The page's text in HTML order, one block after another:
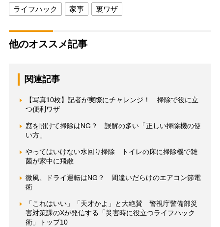
ライフハック 家事 裏ワザ
他のオススメ記事
関連記事
【写真10枚】記者が実際にチャレンジ！ 掃除で役に立
つ便利ワザ
窓を開けて掃除はNG？ 誤解の多い「正しい掃除機の使
い方」
やってはいけない水回り掃除 トイレの床に掃除機で雑
菌が家中に飛散
微風、ドライ運転はNG？ 間違いだらけのエアコン節電
術
「これはいい」「天才かよ」と大絶賛 警視庁警備部災
害対策課のXが発信する「災害時に役立つライフハック
術」トップ10